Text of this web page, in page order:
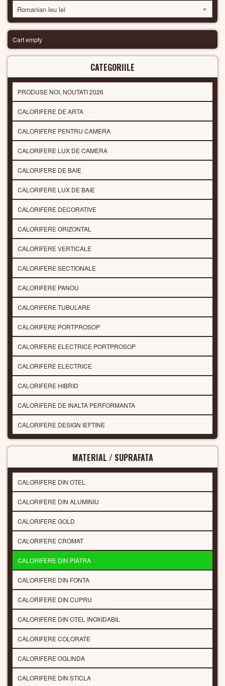
Romanian leu lei
Cart empty
CATEGORIILE
PRODUSE NOI, NOUTATI 2026
CALORIFERE DE ARTA
CALORIFERE PENTRU CAMERA
CALORIFERE LUX DE CAMERA
CALORIFERE DE BAIE
CALORIFERE LUX DE BAIE
CALORIFERE DECORATIVE
CALORIFERE ORIZONTAL
CALORIFERE VERTICALE
CALORIFERE SECTIONALE
CALORIFERE PANOU
CALORIFERE TUBULARE
CALORIFERE PORTPROSOP
CALORIFERE ELECTRICE PORTPROSOP
CALORIFERE ELECTRICE
CALORIFERE HIBRID
CALORIFERE DE INALTA PERFORMANTA
CALORIFERE DESIGN IEFTINE
MATERIAL / SUPRAFATA
CALORIFERE DIN OTEL
CALORIFERE DIN ALUMINIU
CALORIFERE GOLD
CALORIFERE CROMAT
CALORIFERE DIN PIATRA
CALORIFERE DIN FONTA
CALORIFERE DIN CUPRU
CALORIFERE DIN OTEL INOXIDABIL
CALORIFERE COLORATE
CALORIFERE OGLINDA
CALORIFERE DIN STICLA